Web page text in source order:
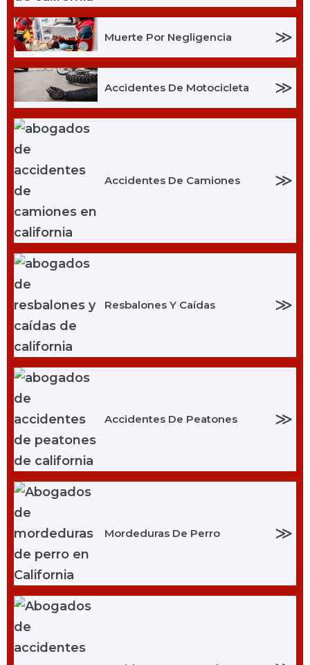
Muerte Por Negligencia ≫
Accidentes De Motocicleta ≫
Accidentes De Camiones ≫
Resbalones Y Caídas ≫
Accidentes De Peatones ≫
Mordeduras De Perro ≫